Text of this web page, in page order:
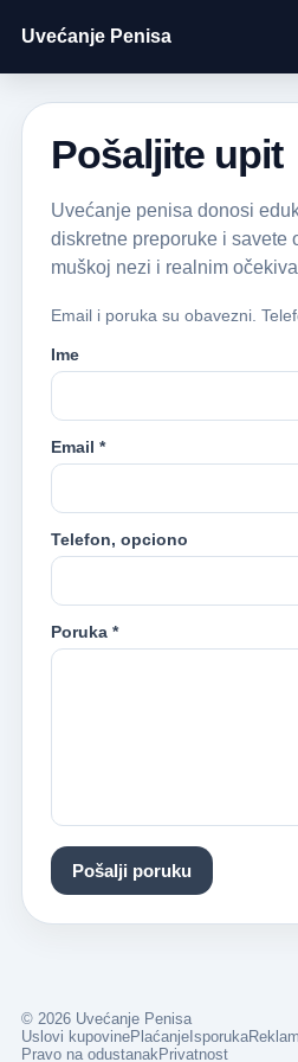
Uvećanje Penisa
Pošaljite upit
Uvećanje penisa donosi
diskretne preporuke i savete
muškoj nezi i realnim
Email i poruka su obavezni.
Ime
Email *
Telefon, opciono
Poruka *
Pošalji poruku
© 2026 Uvećanje Penisa
Uslovi kupovinePlaćanje Isporuka
Pravo na odustanakPrivatnost